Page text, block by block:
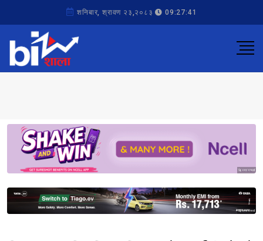
शनिबार, श्रावण २३,२०८३ 09:27:41
Sponsored
Sponsored